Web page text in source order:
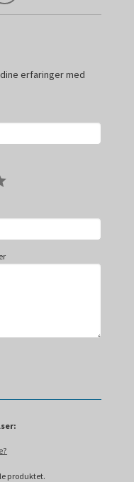
erfaringer med
produktet.